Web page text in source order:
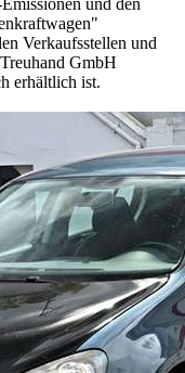
und den
Verkaufsstellen und
GmbH
erhältlich ist.